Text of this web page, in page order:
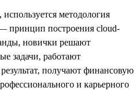
методология
принцип построения cloud-
новички решают
задачи, работают
получают финансовую
и карьерного